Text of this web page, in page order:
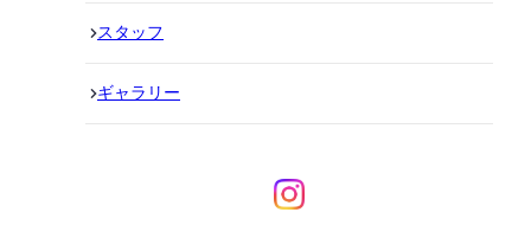
スタッフ
ギャラリー